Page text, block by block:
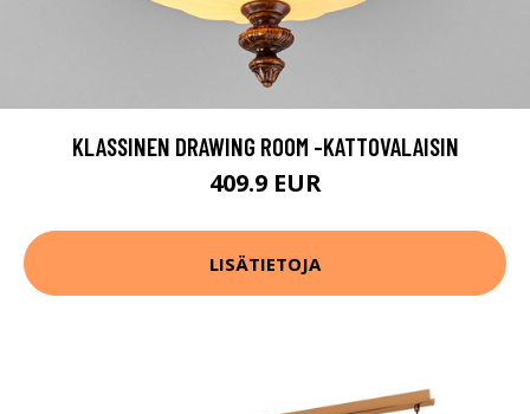
KLASSINEN DRAWING ROOM -KATTOVALAISIN
409.9 EUR
LISÄTIETOJA